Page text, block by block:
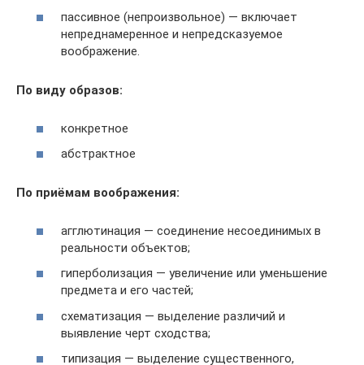
пассивное (непроизвольное) — включает
непреднамеренное и непредсказуемое
воображение.
По виду образов:
конкретное
абстрактное
По приёмам воображения:
агглютинация — соединение несоединимых в
реальности объектов;
гиперболизация — увеличение или уменьшение
предмета и его частей;
схематизация — выделение различий и
выявление черт сходства;
типизация — выделение существенного,